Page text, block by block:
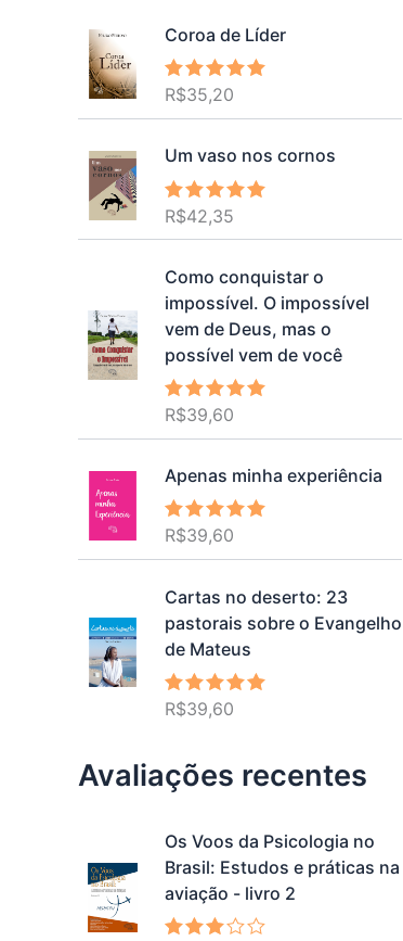
Coroa de Líder
Avaliação
R$35,20
Um vaso nos cornos
Avaliação
de 5
R$42,35
Como conquistar o
impossível. O impossível
vem de Deus, mas o
possível vem de você
Avaliação
R$39,60
Apenas minha experiência
Avaliação
R$39,60
Cartas no deserto: 23
pastorais sobre o Evangelho
de Mateus
Avaliação
R$39,60
Avaliações recentes
Os Voos da Psicologia no
Brasil: Estudos e práticas na
aviação - livro 2